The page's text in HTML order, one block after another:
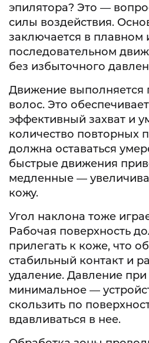
эпилятора? Это —
силы воздействия.
заключается в плавном
последовательном
без избыточного
Движение выполняется
волос. Это
эффективный захват и
количество повторных
должна оставаться
быстрые движения
медленные —
кожу.
Угол наклона тоже
Рабочая поверхность
прилегать к коже, что
стабильный контакт и
удаление. Давление при
минимальное —
скользить по
вдавливаться в нее.